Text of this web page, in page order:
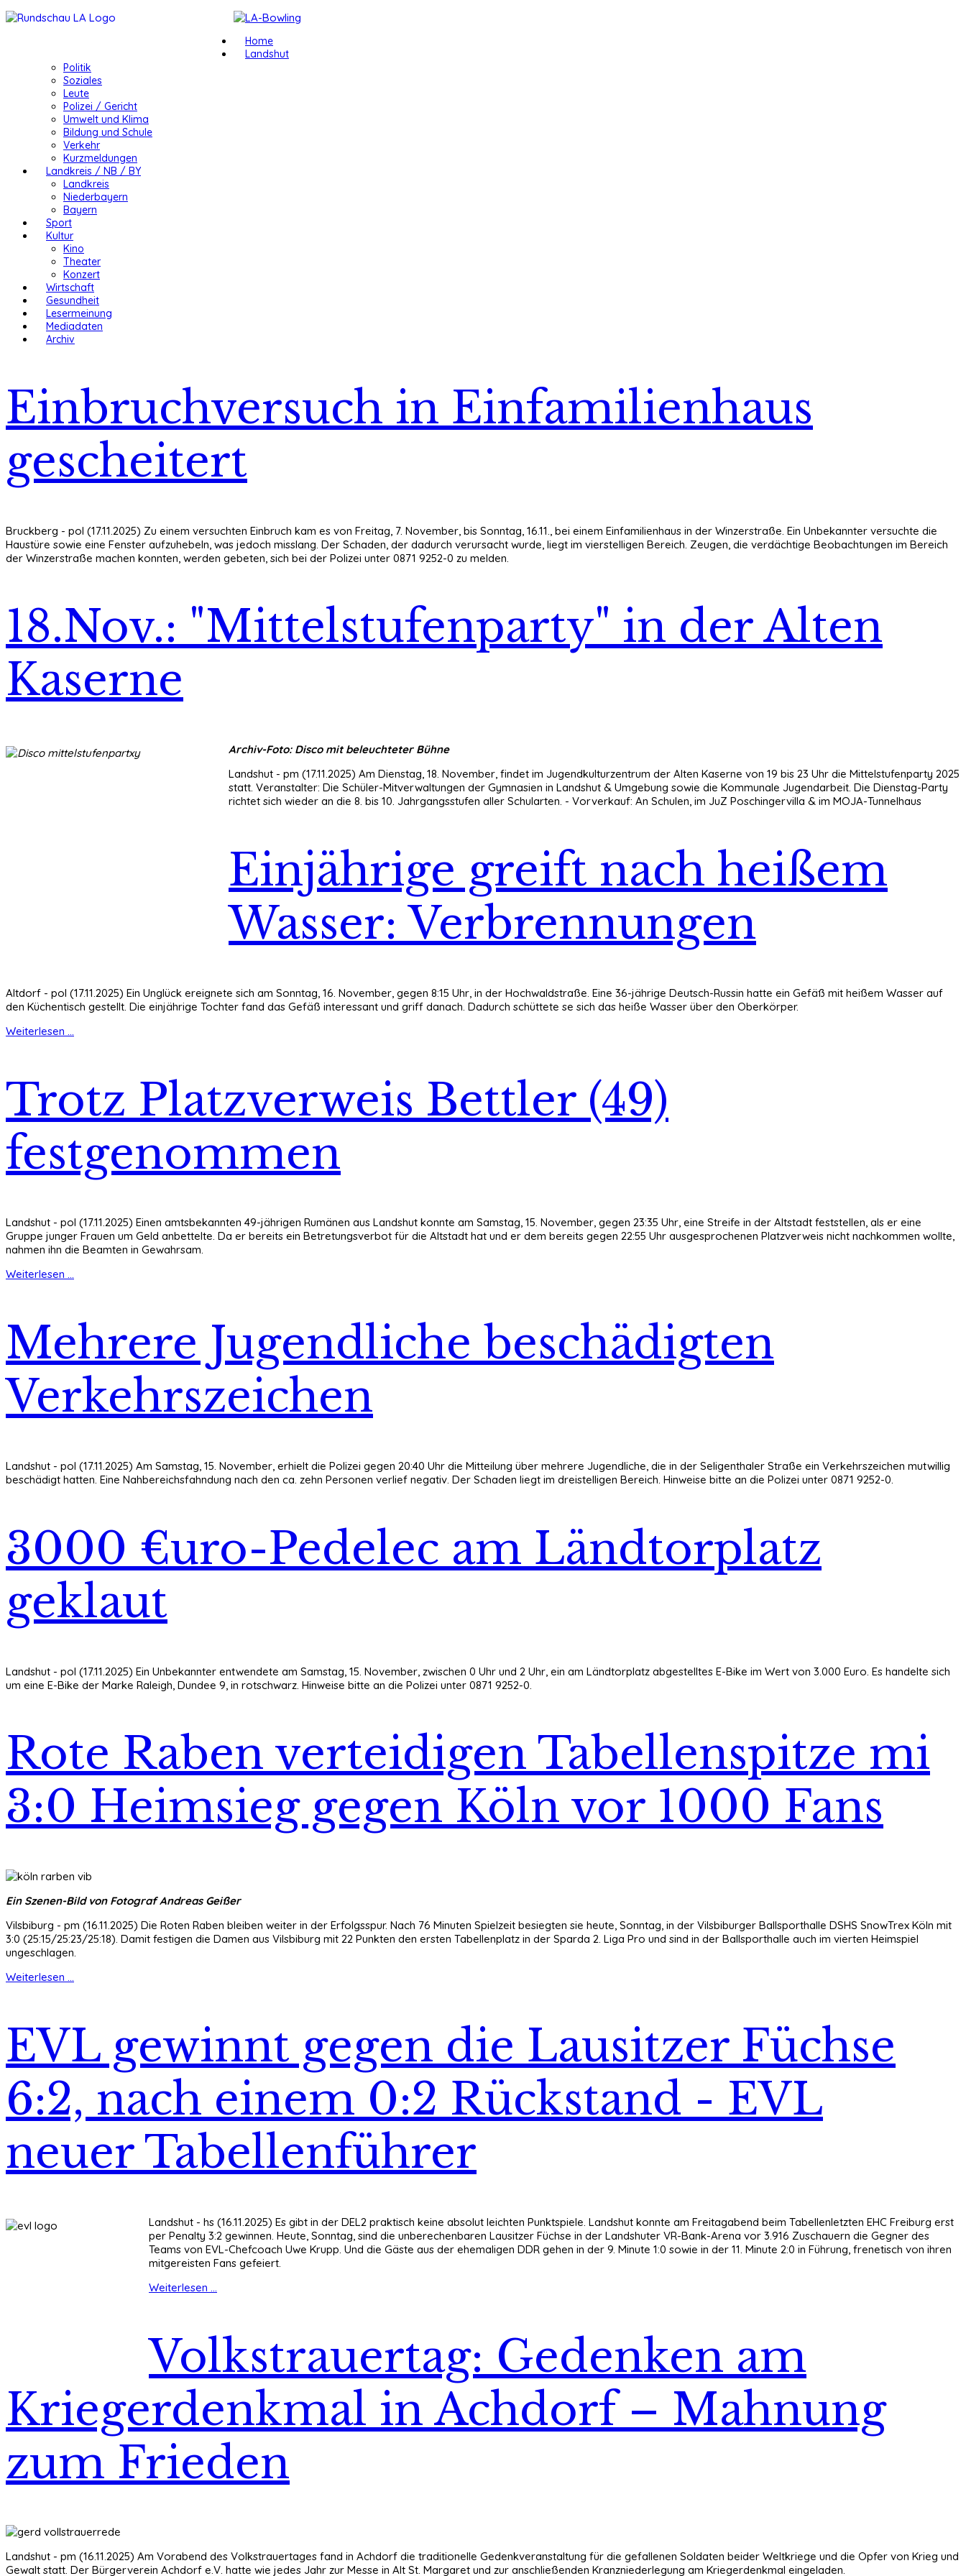
Home
Landshut
Politik
Soziales
Leute
Polizei / Gericht
Umwelt und Klima
Bildung und Schule
Verkehr
Kurzmeldungen
Landkreis / NB / BY
Landkreis
Niederbayern
Bayern
Sport
Kultur
Kino
Theater
Konzert
Wirtschaft
Gesundheit
Lesermeinung
Mediadaten
Archiv
Einbruchversuch in Einfamilienhaus
gescheitert
Bruckberg - pol (17.11.2025) Zu einem versuchten Einbruch kam es von Freitag, 7. November, bis Sonntag, 16.11., bei einem Einfamilienhaus in der Winzerstraße. Ein Unbekannter versuchte die
Haustüre sowie eine Fenster aufzuhebeln, was jedoch misslang. Der Schaden, der dadurch verursacht wurde, liegt im vierstelligen Bereich. Zeugen, die verdächtige Beobachtungen im Bereich
der Winzerstraße machen konnten, werden gebeten, sich bei der Polizei unter 0871 9252-0 zu melden.
18.Nov.: "Mittelstufenparty" in der Alten
Kaserne
Archiv-Foto: Disco mit beleuchteter Bühne
Landshut - pm (17.11.2025) Am Dienstag, 18. November, findet im Jugendkulturzentrum der Alten Kaserne von 19 bis 23 Uhr die Mittelstufenparty 2025
statt. Veranstalter: Die Schüler-Mitverwaltungen der Gymnasien in Landshut & Umgebung sowie die Kommunale Jugendarbeit. Die Dienstag-Party
richtet sich wieder an die 8. bis 10. Jahrgangsstufen aller Schularten. - Vorverkauf: An Schulen, im JuZ Poschingervilla & im MOJA-Tunnelhaus
Einjährige greift nach heißem
Wasser: Verbrennungen
Altdorf - pol (17.11.2025) Ein Unglück ereignete sich am Sonntag, 16. November, gegen 8:15 Uhr, in der Hochwaldstraße. Eine 36-jährige Deutsch-Russin hatte ein Gefäß mit heißem Wasser auf
den Küchentisch gestellt. Die einjährige Tochter fand das Gefäß interessant und griff danach. Dadurch schüttete se sich das heiße Wasser über den Oberkörper.
Weiterlesen ...
Trotz Platzverweis Bettler (49)
festgenommen
Landshut - pol (17.11.2025) Einen amtsbekannten 49-jährigen Rumänen aus Landshut konnte am Samstag, 15. November, gegen 23:35 Uhr, eine Streife in der Altstadt feststellen, als er eine
Gruppe junger Frauen um Geld anbettelte. Da er bereits ein Betretungsverbot für die Altstadt hat und er dem bereits gegen 22:55 Uhr ausgesprochenen Platzverweis nicht nachkommen wollte,
nahmen ihn die Beamten in Gewahrsam.
Weiterlesen ...
Mehrere Jugendliche beschädigten
Verkehrszeichen
Landshut - pol (17.11.2025) Am Samstag, 15. November, erhielt die Polizei gegen 20:40 Uhr die Mitteilung über mehrere Jugendliche, die in der Seligenthaler Straße ein Verkehrszeichen mutwillig
beschädigt hatten. Eine Nahbereichsfahndung nach den ca. zehn Personen verlief negativ. Der Schaden liegt im dreistelligen Bereich. Hinweise bitte an die Polizei unter 0871 9252-0.
3000 €uro-Pedelec am Ländtorplatz
geklaut
Landshut - pol (17.11.2025) Ein Unbekannter entwendete am Samstag, 15. November, zwischen 0 Uhr und 2 Uhr, ein am Ländtorplatz abgestelltes E-Bike im Wert von 3.000 Euro. Es handelte sich
um eine E-Bike der Marke Raleigh, Dundee 9, in rotschwarz. Hinweise bitte an die Polizei unter 0871 9252-0.
Rote Raben verteidigen Tabellenspitze mi
3:0 Heimsieg gegen Köln vor 1000 Fans
Ein Szenen-Bild von Fotograf Andreas Geißer
Vilsbiburg - pm (16.11.2025) Die Roten Raben bleiben weiter in der Erfolgsspur. Nach 76 Minuten Spielzeit besiegten sie heute, Sonntag, in der Vilsbiburger Ballsporthalle DSHS SnowTrex Köln mit
3:0 (25:15/25:23/25:18). Damit festigen die Damen aus Vilsbiburg mit 22 Punkten den ersten Tabellenplatz in der Sparda 2. Liga Pro und sind in der Ballsporthalle auch im vierten Heimspiel
ungeschlagen.
Weiterlesen ...
EVL gewinnt gegen die Lausitzer Füchse
6:2, nach einem 0:2 Rückstand - EVL
neuer Tabellenführer
Landshut - hs (16.11.2025) Es gibt in der DEL2 praktisch keine absolut leichten Punktspiele. Landshut konnte am Freitagabend beim Tabellenletzten EHC Freiburg erst
per Penalty 3:2 gewinnen. Heute, Sonntag, sind die unberechenbaren Lausitzer Füchse in der Landshuter VR-Bank-Arena vor 3.916 Zuschauern die Gegner des
Teams von EVL-Chefcoach Uwe Krupp. Und die Gäste aus der ehemaligen DDR gehen in der 9. Minute 1:0 sowie in der 11. Minute 2:0 in Führung, frenetisch von ihren
mitgereisten Fans gefeiert.
Weiterlesen ...
Volkstrauertag: Gedenken am
Kriegerdenkmal in Achdorf – Mahnung
zum Frieden
Landshut - pm (16.11.2025) Am Vorabend des Volkstrauertages fand in Achdorf die traditionelle Gedenkveranstaltung für die gefallenen Soldaten beider Weltkriege und die Opfer von Krieg und
Gewalt statt. Der Bürgerverein Achdorf e.V. hatte wie jedes Jahr zur Messe in Alt St. Margaret und zur anschließenden Kranzniederlegung am Kriegerdenkmal eingeladen.